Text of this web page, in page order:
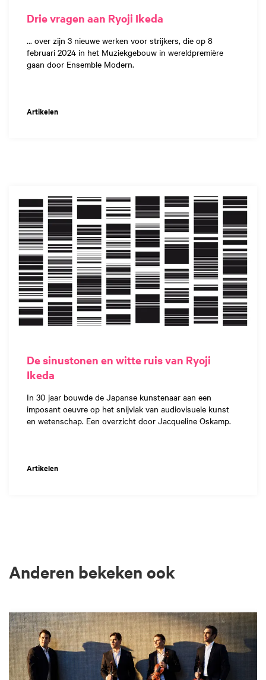
Drie vragen aan Ryoji Ikeda
... over zijn 3 nieuwe werken voor strijkers, die op 8
februari 2024 in het Muziekgebouw in wereldpremière
gaan door Ensemble Modern.
Artikelen
De sinustonen en witte ruis van Ryoji
Ikeda
In 30 jaar bouwde de Japanse kunstenaar aan een
imposant oeuvre op het snijvlak van audiovisuele kunst
en wetenschap. Een overzicht door Jacqueline Oskamp.
Artikelen
Anderen bekeken ook